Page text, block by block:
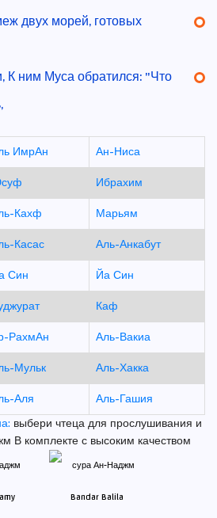
двух морей, готовых
К ним Муса обратился: "Что
ИмрАн
Ан-Ниса
Ибрахим
Кахф
Марьям
Касас
Аль-Анкабут
Син
Йа Син
Каф
РахмАн
Аль-Вакиа
Мульк
Аль-Хакка
Аля
Аль-Гашия
выбери чтеца для прослушивания и
В комплекте с высоким качеством